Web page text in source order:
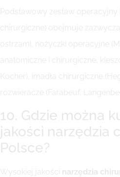
Podstawowy zestaw operacyjny
chirurgiczne) obejmuje
ostrzami, nożyczki operacyjne
anatomiczne i chirurgiczne,
Kocher), imadła chirurgiczne
rozwieracze (Farabeuf,
10. Gdzie można
jakości narzędzia
Polsce?
Wysokiej jakości narzędzia